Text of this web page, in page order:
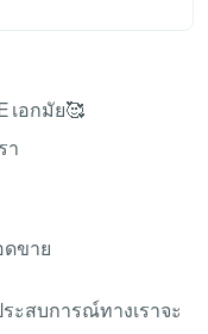
เอกมัย🥰
า
ขาย
ะสบการณ์ทางเราจะ